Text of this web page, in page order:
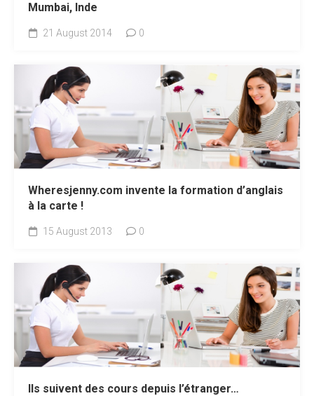
Mumbai, Inde
21 August 2014 0
Wheresjenny.com invente la formation d’anglais
à la carte !
15 August 2013 0
Ils suivent des cours depuis l’étranger…